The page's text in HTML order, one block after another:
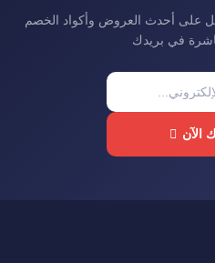
على أحدث العروض وأكواد الخصم
في بريدك
الآن